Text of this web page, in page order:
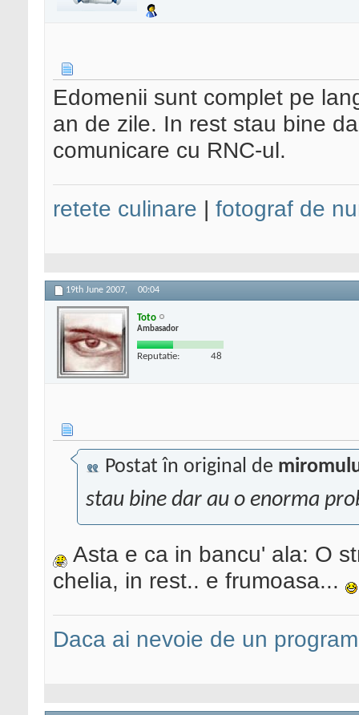
Edomenii sunt complet pe
an de zile. In rest stau bine
comunicare cu RNC-ul.
retete culinare | fotograf de
19th June 2007, 00:04
Toto
Ambasador
Reputatie: 48
Postat în original de
stau bine dar au o enorma
Asta e ca in bancu' ala: O
chelia, in rest.. e frumoasa...
Daca ai nevoie de un